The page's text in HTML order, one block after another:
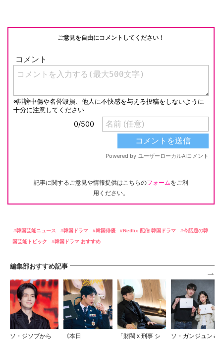
ご意見を自由にコメントしてください！
記事に関するご意見や情報提供はこちらのフォームをご利
用ください。
韓国芸能ニュース 韓国ドラマ 韓国俳優 Netflix 配信 韓国ドラマ
今話題の韓
国芸能トピック
韓国ドラマ おすすめ
編集部おすすめ記事
ソ・ジソブから
《本日
「財閥 x 刑事 シ
ソ・ガンジュン＆